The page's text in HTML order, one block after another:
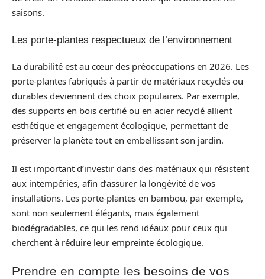
saisons.
Les porte-plantes respectueux de l’environnement
La durabilité est au cœur des préoccupations en 2026. Les
porte-plantes fabriqués à partir de matériaux recyclés ou
durables deviennent des choix populaires. Par exemple,
des supports en bois certifié ou en acier recyclé allient
esthétique et engagement écologique, permettant de
préserver la planète tout en embellissant son jardin.
Il est important d’investir dans des matériaux qui résistent
aux intempéries, afin d’assurer la longévité de vos
installations. Les porte-plantes en bambou, par exemple,
sont non seulement élégants, mais également
biodégradables, ce qui les rend idéaux pour ceux qui
cherchent à réduire leur empreinte écologique.
Prendre en compte les besoins de vos